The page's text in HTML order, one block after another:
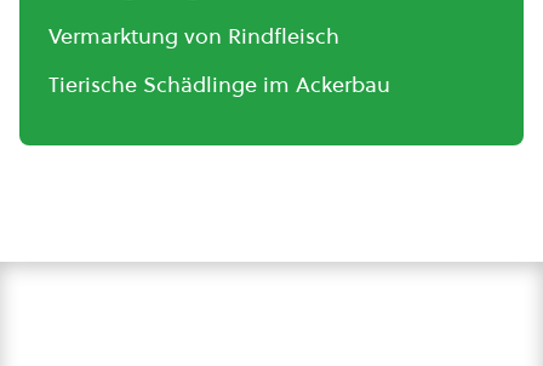
Vermarktung von Rindfleisch
Tierische Schädlinge im Ackerbau